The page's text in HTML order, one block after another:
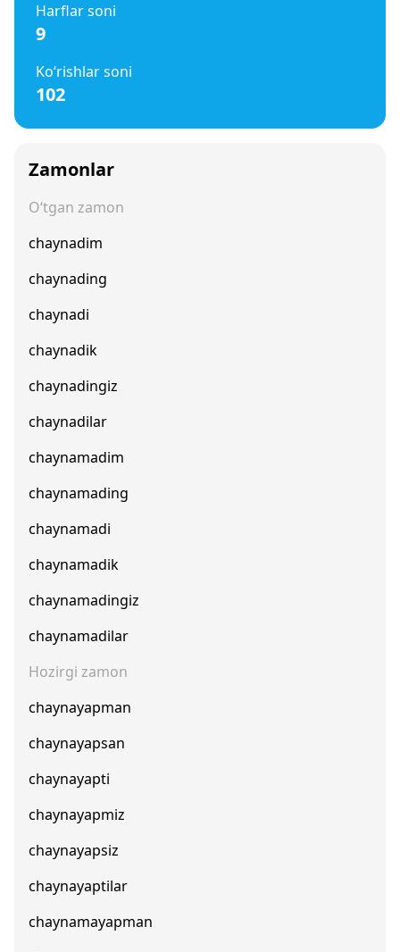
Harflar soni
9
Ko‘rishlar soni
102
Zamonlar
O‘tgan zamon
chaynadim
chaynading
chaynadi
chaynadik
chaynadingiz
chaynadilar
chaynamadim
chaynamading
chaynamadi
chaynamadik
chaynamadingiz
chaynamadilar
Hozirgi zamon
chaynayapman
chaynayapsan
chaynayapti
chaynayapmiz
chaynayapsiz
chaynayaptilar
chaynamayapman